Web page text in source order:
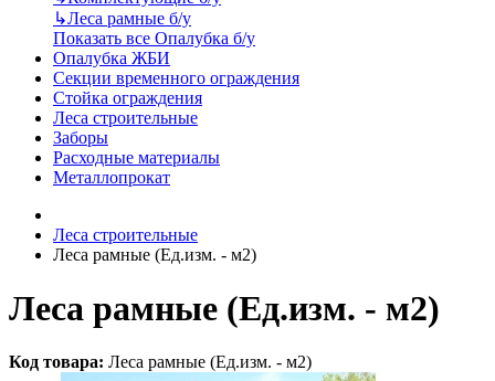
↳Леса рамные б/у
Показать все Опалубка б/у
Опалубка ЖБИ
Секции временного ограждения
Стойка ограждения
Леса строительные
Заборы
Расходные материалы
Металлопрокат
Леса строительные
Леса рамные (Ед.изм. - м2)
Леса рамные (Ед.изм. - м2)
Код товара: Леса рамные (Ед.изм. - м2)